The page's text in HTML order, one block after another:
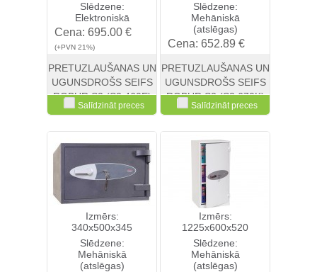
Slēdzene:
Elektroniskā
Cena: 695.00 €
(+PVN 21%)
PRETUZLAUŠANAS UN
UGUNSDROŠS SEIFS
ROBUR S2 (S2 460E)
Skatīt Pirkt
Salīdzināt preces
Slēdzene:
Mehāniskā
(atslēgas)
Cena: 652.89 €
PRETUZLAUŠANAS UN
UGUNSDROŠS SEIFS
ROBUR S2 (S2 670K)
Skatīt Pirkt
Salīdzināt preces
Izmērs:
340x500x345
Slēdzene:
Mehāniskā
(atslēgas)
Izmērs:
1225x600x520
Slēdzene:
Mehāniskā
(atslēgas)